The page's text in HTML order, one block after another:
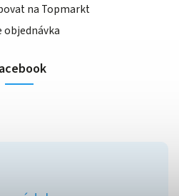
na Topmarkt
objednávka